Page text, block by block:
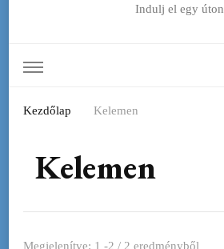
Indulj el egy úton
Kezdőlap Kelemen
Kelemen
Megjelenítve: 1 -2 / 2 eredményből